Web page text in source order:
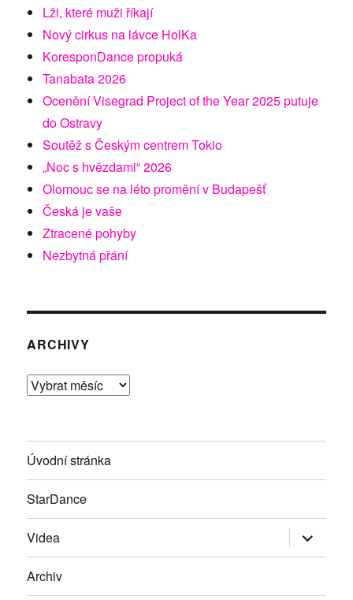
Lži, které muži říkají
Nový cirkus na lávce HolKa
KoresponDance propuká
Tanabata 2026
Ocenění Visegrad Project of the Year 2025 putuje
do Ostravy
Soutěž s Českým centrem Tokio
„Noc s hvězdami“ 2026
Olomouc se na léto promění v Budapešť
Česká je vaše
Ztracené pohyby
Nezbytná přání
ARCHIVY
Archivy
Úvodní stránka
StarDance
Videa Zobrazit
položky
Archiv